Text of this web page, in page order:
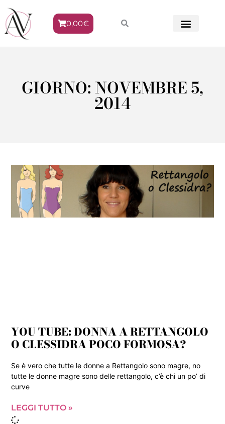
0,00€
GIORNO: NOVEMBRE 5,
2014
YOU TUBE: DONNA A RETTANGOLO
O CLESSIDRA POCO FORMOSA?
Se è vero che tutte le donne a Rettangolo sono magre, no
tutte le donne magre sono delle rettangolo, c’è chi un po’ di
curve
LEGGI TUTTO »